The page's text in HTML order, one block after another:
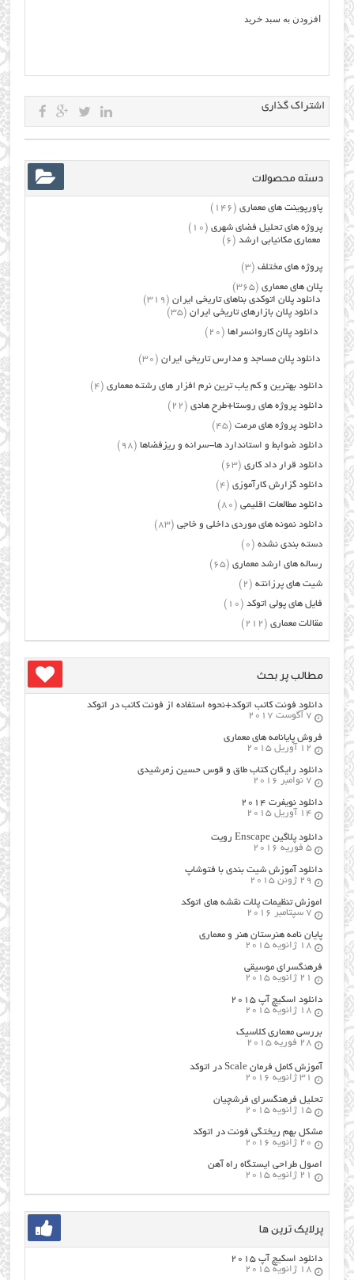
افزودن به سبد خرید
اشتراک گذاری
دسته محصولات
پاورپوینت های معماری (146)
پروژه های تحلیل فضای شهری (10)
معماری مکانیابی ارشد (6)
پروژه های مختلف (3)
پلان های معماری (365)
دانلود پلان اتوکدی بناهای تاریخی ایران (319)
دانلود پلان بازارهای تاریخی ایران (35)
دانلود پلان کاروانسراها (20)
دانلود پلان مساجد و مدارس تاریخی ایران (30)
دانلود بهترین و کم یاب ترین نرم افزار های رشته معماری (4)
دانلود پروژه های روستا+طرح هادی (22)
دانلود پروژه های مرمت (45)
دانلود ضوابط و استاندارد ها-سرانه و ریزفضاها (98)
دانلود قرار داد کاری (63)
دانلود گزارش کارآموزی (4)
دانلود مطالعات اقلیمی (80)
دانلود نمونه های موردی داخلی و خاجی (83)
دسته بندی نشده (0)
رساله های ارشد معماری (65)
شیت های پرزانته (2)
فایل های پولی اتوکد (10)
مقالات معماری (212)
مطالب پر بحث
دانلود فونت کاتب اتوکد+نحوه استفاده از فونت کاتب در اتوکد
7 آگوست 2017
فروش پایانامه های معماری
12 آوریل 2015
دانلود رایگان کتاب طاق و قوس حسین زمرشیدی
7 نوامبر 2016
دانلود نویفرت ۲۰۱۴
14 آوریل 2015
دانلود پلاگین Enscape رویت
5 فوریه 2016
دانلود آموزش شیت بندی با فتوشاپ
29 ژوئن 2015
اموزش تنظیمات پلات نقشه های اتوکد
7 سپتامبر 2016
پایان نامه هنرستان هنر و معماري
18 ژانویه 2015
فرهنگسراي موسيقي
21 ژانویه 2015
دانلود اسکیچ آپ ۲۰۱۵
18 ژانویه 2015
بررسی معماری کلاسیک
28 فوریه 2015
آموزش کامل فرمان Scale در اتوکد
31 ژانویه 2016
تحلیل فرهنگسرای فرشچیان
15 ژانویه 2015
مشکل بهم ریختگی فونت در اتوکد
20 ژانویه 2016
اصول طراحي ایستگاه راه آهن
21 ژانویه 2015
پرلایک ترین ها
دانلود اسکیچ آپ ۲۰۱۵
18 ژانویه 2015